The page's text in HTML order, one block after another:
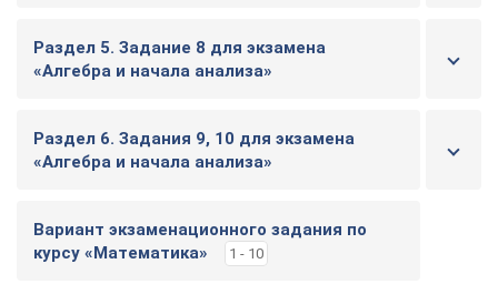
Раздел 5. Задание 8 для экзамена
«Алгебра и начала анализа»
Раздел 6. Задания 9, 10 для экзамена
«Алгебра и начала анализа»
Вариант экзаменационного задания по
курсу «Математика»
1 - 10